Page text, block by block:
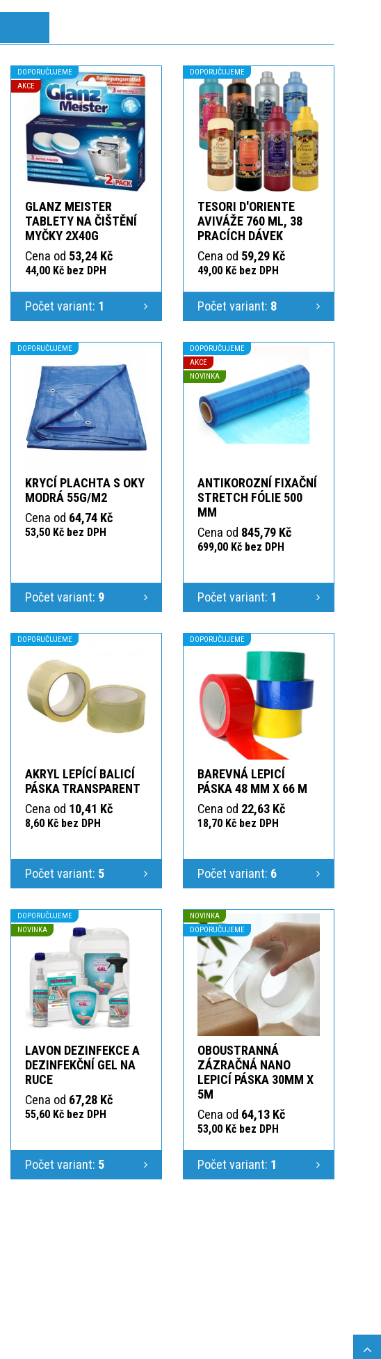
DOPORUČUJEME
AKCE
GLANZ MEISTER
TABLETY NA ČIŠTĚNÍ
MYČKY 2X40G
Cena od 53,24 Kč
44,00 Kč bez DPH
Počet variant: 1
DOPORUČUJEME
TESORI D'ORIENTE
AVIVÁŽE 760 ML, 38
PRACÍCH DÁVEK
Cena od 59,29 Kč
49,00 Kč bez DPH
Počet variant: 8
DOPORUČUJEME
KRYCÍ PLACHTA S OKY
MODRÁ 55G/M2
Cena od 64,74 Kč
53,50 Kč bez DPH
Počet variant: 9
DOPORUČUJEME
AKCE
NOVINKA
ANTIKOROZNÍ FIXAČNÍ
STRETCH FÓLIE 500
MM
Cena od 845,79 Kč
699,00 Kč bez DPH
Počet variant: 1
DOPORUČUJEME
AKRYL LEPÍCÍ BALICÍ
PÁSKA TRANSPARENT
Cena od 10,41 Kč
8,60 Kč bez DPH
Počet variant: 5
DOPORUČUJEME
BAREVNÁ LEPICÍ
PÁSKA 48 MM X 66 M
Cena od 22,63 Kč
18,70 Kč bez DPH
Počet variant: 6
DOPORUČUJEME
NOVINKA
LAVON DEZINFEKCE A
DEZINFEKČNÍ GEL NA
RUCE
Cena od 67,28 Kč
55,60 Kč bez DPH
Počet variant: 5
NOVINKA
DOPORUČUJEME
OBOUSTRANNÁ
ZÁZRAČNÁ NANO
LEPICÍ PÁSKA 30MM X
5M
Cena od 64,13 Kč
53,00 Kč bez DPH
Počet variant: 1